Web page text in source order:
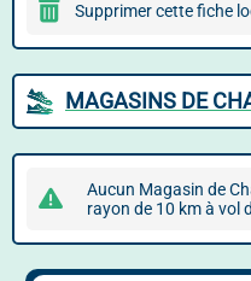
Supprimer cette fiche
MAGASINS DE
Aucun Magasin de
rayon de 10 km à vol